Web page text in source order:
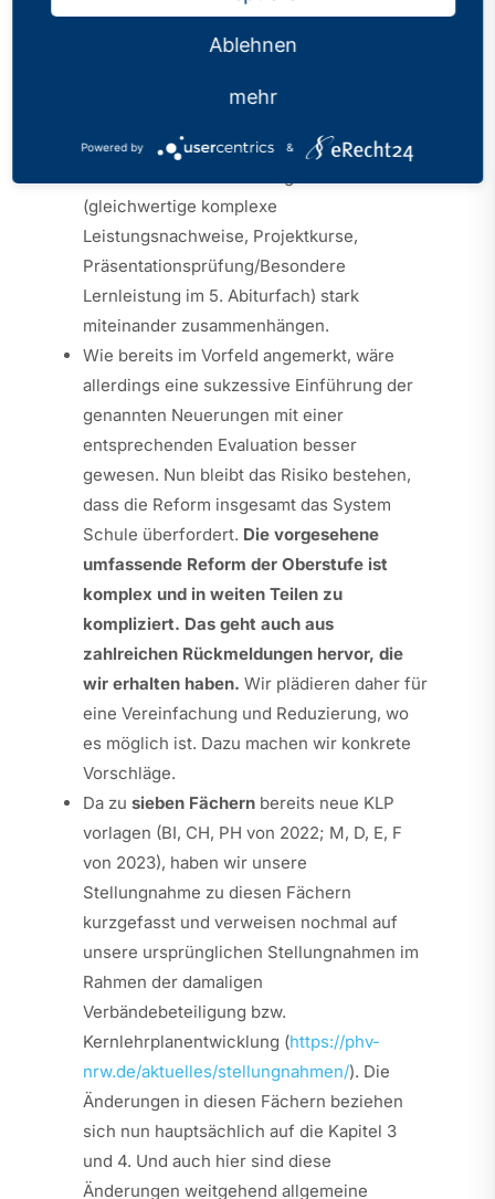
möglich, in der Zusammenschau alle
Dokumente auf Kohärenz hin zu prüfen,
KLP und in der APO-GOSt in Bezug auf die
(gleichwertige komplexe
Leistungsnachweise, Projektkurse,
Präsentationsprüfung/Besondere
Lernleistung im 5. Abiturfach) stark
miteinander zusammenhängen.
Wie bereits im Vorfeld angemerkt, wäre
allerdings eine sukzessive Einführung der
genannten Neuerungen mit einer
entsprechenden Evaluation besser
gewesen. Nun bleibt das Risiko bestehen,
dass die Reform insgesamt das System
Schule überfordert. Die vorgesehene
umfassende Reform der Oberstufe ist
komplex und in weiten Teilen zu
kompliziert. Das geht auch aus
zahlreichen Rückmeldungen hervor, die
wir erhalten haben. Wir plädieren daher für
eine Vereinfachung und Reduzierung, wo
es möglich ist. Dazu machen wir konkrete
Vorschläge.
Da zu sieben Fächernbereits neue KLP
vorlagen (BI, CH, PH von 2022; M, D, E, F
von 2023), haben wir unsere
Stellungnahme zu diesen Fächern
kurzgefasst und verweisen nochmal auf
unsere ursprünglichen Stellungnahmen im
Rahmen der damaligen
Verbändebeteiligung bzw.
Kernlehrplanentwicklung (https://phv-
nrw.de/aktuelles/stellungnahmen/). Die
Änderungen in diesen Fächern beziehen
sich nun hauptsächlich auf die Kapitel 3
und 4. Und auch hier sind diese
Änderungen weitgehend allgemeine
Ablehnen
mehr
Powered by &